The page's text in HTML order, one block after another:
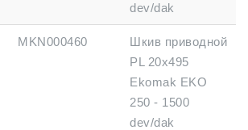
dev/dak
MKN000460
Шкив приводной
PL 20x495
Ekomak EKO
250 - 1500
dev/dak